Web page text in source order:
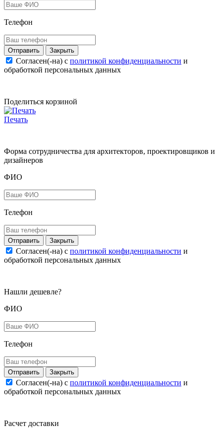
Телефон
Закрыть
Согласен(-на) c политикой конфиденциальности и
обработкой персональных данных
Поделиться корзиной
Печать
Форма сотрудничества для архитекторов, проектировщиков и
дизайнеров
ФИО
Телефон
Закрыть
Согласен(-на) c политикой конфиденциальности и
обработкой персональных данных
Нашли дешевле?
ФИО
Телефон
Закрыть
Согласен(-на) c политикой конфиденциальности и
обработкой персональных данных
Расчет доставки